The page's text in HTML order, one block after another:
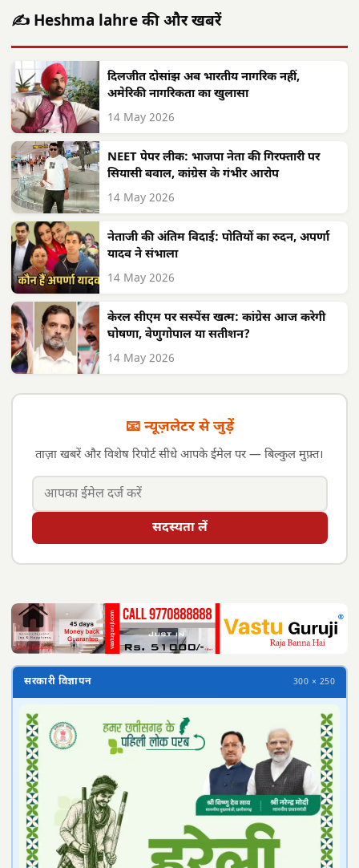
✍️ Heshma lahre की और खबरें
दिलजीत दोसांझ अब भारतीय नागरिक नहीं,
अमेरिकी नागरिकता का खुलासा
14 May 2026
NEET पेपर लीक: भाजपा नेता की गिरफ्तारी पर
सियासी बवाल, कांग्रेस के गंभीर आरोप
14 May 2026
नेताजी की अंतिम विदाई: पोतियों का रुदन, अपर्णा
यादव ने संभाला
14 May 2026
केरल सीएम पर सस्पेंस खत्म: कांग्रेस आज करेगी
घोषणा, वेणुगोपाल या सतीशन?
14 May 2026
📧 न्यूज़लेटर से जुड़ें
ताज़ा खबरें और विशेष रिपोर्ट सीधे आपके ईमेल पर — बिल्कुल मुफ़्त।
सदस्यता लें
सरकारी विज्ञापन 300 × 250